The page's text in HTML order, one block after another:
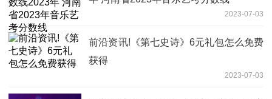
2023-07-03
前沿资讯!《第七史诗》6元礼包怎么免费
获得
2023-07-03